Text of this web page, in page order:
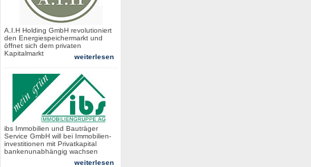
A.I.H Holding GmbH revolutioniert
den Energiespeichermarkt und
öffnet sich dem privaten
Kapitalmarkt
weiterlesen
ibs Immobilien und Bauträger
Service GmbH will bei Immobilien-
investitionen mit Privatkapital
bankenunabhängig wachsen
weiterlesen